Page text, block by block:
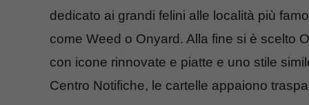
dedicato ai grandi felini alle località più
come Weed o Onyard. Alla fine si è scelto
con icone rinnovate e piatte e uno stile
Centro Notifiche, le cartelle appaiono